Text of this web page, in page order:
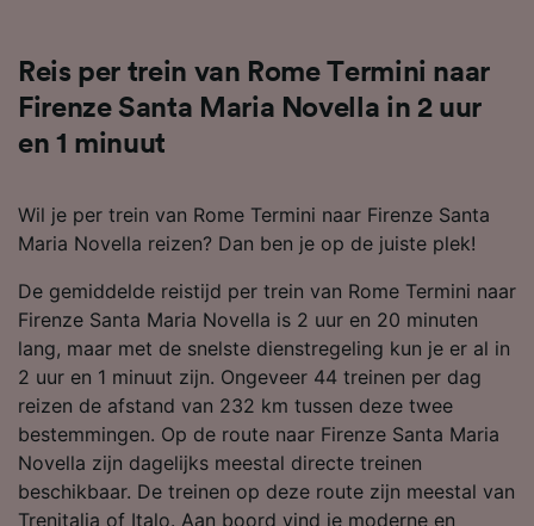
Reis per trein van Rome Termini naar
Firenze Santa Maria Novella in 2 uur
en 1 minuut
Wil je per trein van Rome Termini naar Firenze Santa
Maria Novella reizen? Dan ben je op de juiste plek!
De gemiddelde reistijd per trein van Rome Termini naar
Firenze Santa Maria Novella is 2 uur en 20 minuten
lang, maar met de snelste dienstregeling kun je er al in
2 uur en 1 minuut zijn. Ongeveer 44 treinen per dag
reizen de afstand van 232 km tussen deze twee
bestemmingen. Op de route naar Firenze Santa Maria
Novella zijn dagelijks meestal directe treinen
beschikbaar. De treinen op deze route zijn meestal van
Trenitalia of Italo. Aan boord vind je moderne en